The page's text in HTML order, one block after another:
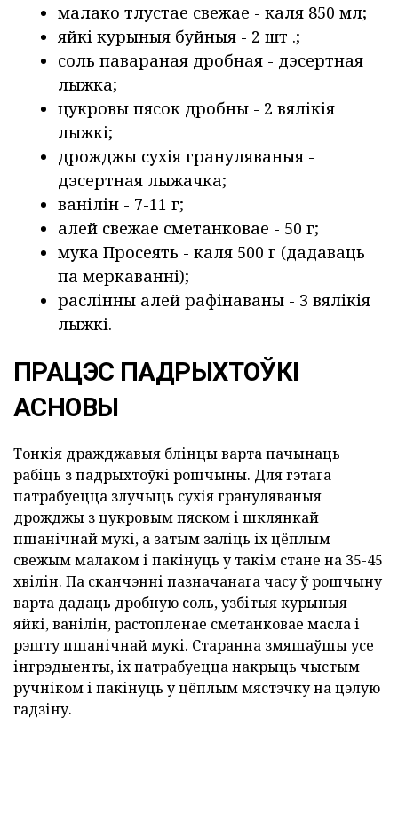
малако тлустае свежае - каля 850 мл;
яйкі курыныя буйныя - 2 шт .;
соль павараная дробная - дэсертная
лыжка;
цукровы пясок дробны - 2 вялікія
лыжкі;
дрожджы сухія грануляваныя -
дэсертная лыжачка;
ванілін - 7-11 г;
алей свежае сметанковае - 50 г;
мука Просеять - каля 500 г (дадаваць
па меркаванні);
раслінны алей рафінаваны - 3 вялікія
лыжкі.
ПРАЦЭС ПАДРЫХТОЎКІ
АСНОВЫ
Тонкія дражджавыя блінцы варта пачынаць
рабіць з падрыхтоўкі рошчыны. Для гэтага
патрабуецца злучыць сухія грануляваныя
дрожджы з цукровым пяском і шклянкай
пшанічнай мукі, а затым заліць іх цёплым
свежым малаком і пакінуць у такім стане на 35-45
хвілін. Па сканчэнні пазначанага часу ў рошчыну
варта дадаць дробную соль, узбітыя курыныя
яйкі, ванілін, растопленае сметанковае масла і
рэшту пшанічнай мукі. Старанна змяшаўшы усе
інгрэдыенты, іх патрабуецца накрыць чыстым
ручніком і пакінуць у цёплым мястэчку на цэлую
гадзіну.